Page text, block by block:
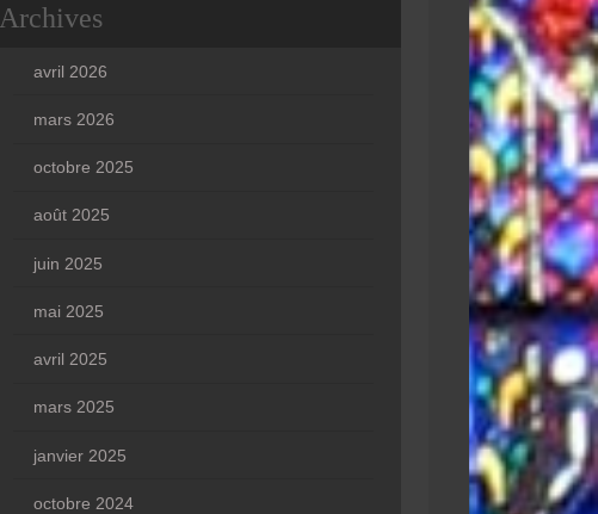
Archives
avril 2026
mars 2026
octobre 2025
août 2025
juin 2025
mai 2025
avril 2025
mars 2025
janvier 2025
octobre 2024